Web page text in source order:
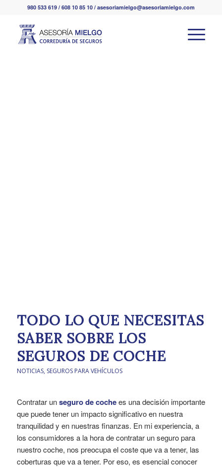
980 533 619 / 608 10 85 10 / asesoriamielgo@asesoriamielgo.com
TODO LO QUE NECESITAS
SABER SOBRE LOS
SEGUROS DE COCHE
NOTICIAS, SEGUROS PARA VEHÍCULOS
Contratar unseguro de cochees una decisión importante
que puede tener un impacto significativo en nuestra
tranquilidad y en nuestras finanzas. En mi experiencia, a
los consumidores a la hora de contratar un seguro para
nuestro coche, nos preocupa el coste que va a tener, las
coberturas que va a tener. Por eso, es esencial conocer